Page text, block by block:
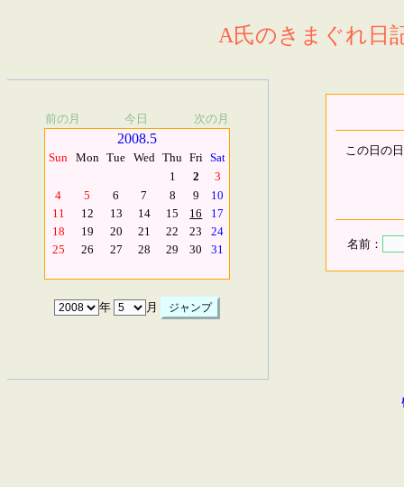
A氏のきまぐれ日
前の月 今日 次の月
2008.5
Sun Mon Tue Wed Thu Fri Sat
1
2
3
4
5 6 7 8 9
10
11
12 13 14 15 16
17
18
19 20 21 22 23
24
25
26 27 28 29 30 31
年 月
この日の
名前：